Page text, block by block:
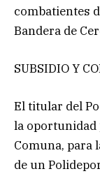
combatientes
Bandera de
SUBSIDIO Y
El titular del
la oportunidad
Comuna, para
de un